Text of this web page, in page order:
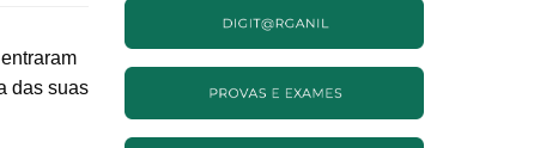
das suas